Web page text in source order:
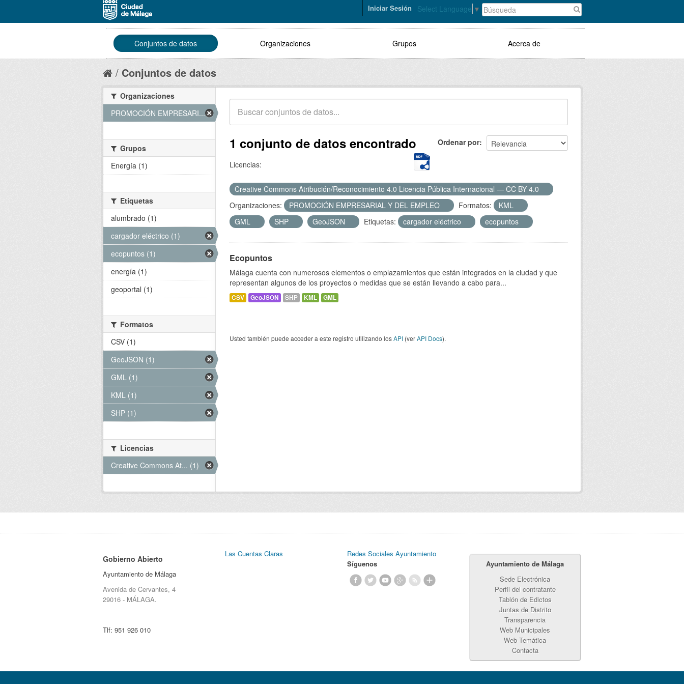
Select Language ▼
Iniciar Sesión
Conjuntos de datos Organizaciones Grupos Acerca de
Conjuntos de datos
Ordenar por
1 conjunto de datos encontrado
Licencias:
Creative Commons Atribución/Reconocimiento 4.0 Licencia Pública Internacional — CC BY 4.0
Organizaciones:
PROMOCIÓN EMPRESARIAL Y DEL EMPLEO Formatos:
KML
GML
SHP GeoJSON Etiquetas: cargador eléctrico ecopuntos
Ecopuntos
Málaga cuenta con numerosos elementos o emplazamientos que están integrados en la ciudad y que
representan algunos de los proyectos o medidas que se están llevando a cabo para...
CSV GeoJSON SHP KML GML
Usted también puede acceder a este registro utilizando losAPI (verAPI Docs).
Organizaciones
PROMOCIÓN EMPRESARI... (1)
Grupos
Energía (1)
Etiquetas
alumbrado (1)
cargador eléctrico (1)
ecopuntos (1)
energía (1)
geoportal (1)
Formatos
CSV (1)
GeoJSON (1)
GML (1)
KML (1)
SHP (1)
Licencias
Creative Commons At... (1)
Gobierno Abierto
Ayuntamiento de Málaga
Avenida de Cervantes, 4
29016 - MÁLAGA.
Tlf: 951 926 010
Las Cuentas Claras
Redes Sociales Ayuntamiento
Síguenos
Ayuntamiento de Málaga
Sede Electrónica
Perfil del contratante
Tablón de Edictos
Juntas de Distrito
Transparencia
Web Municipales
Web Temática
Contacta